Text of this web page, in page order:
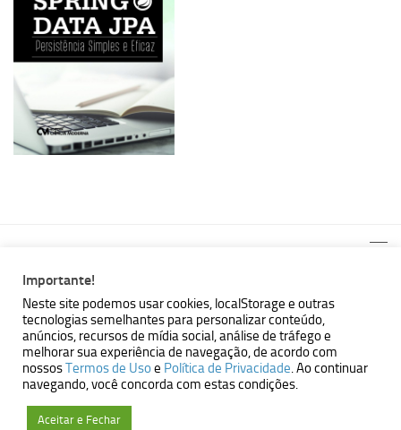
MBallem | Programando com Java © 2026. Todos Direitos
Reservados.
Powered by - Designed with theHueman theme
Importante!
Neste site podemos usar cookies, localStorage e outras
tecnologias semelhantes para personalizar conteúdo,
anúncios, recursos de mídia social, análise de tráfego e
melhorar sua experiência de navegação, de acordo com
nossosTermos de Usoe Política de Privacidade. Ao continuar
navegando, você concorda com estas condições.
Aceitar e Fechar